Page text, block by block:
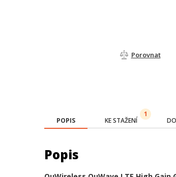
Porovnat
POPIS KE STAŽENÍ
1
Popis